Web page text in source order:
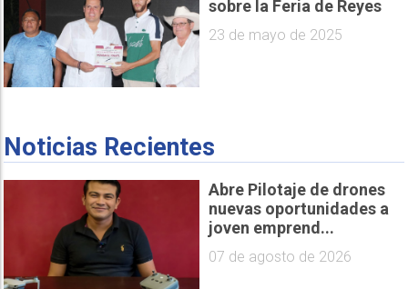
sobre la Feria de Reyes
23 de mayo de 2025
Noticias Recientes
Abre Pilotaje de drones
nuevas oportunidades a
joven emprend...
07 de agosto de 2026